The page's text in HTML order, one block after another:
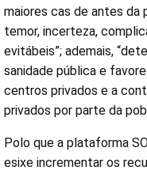
maiores cas de antes da
temor, incerteza,
evitábeis”; ademais,
sanidade pública e
centros privados e a
privados por parte da
Polo que a plataforma
esixe incrementar os